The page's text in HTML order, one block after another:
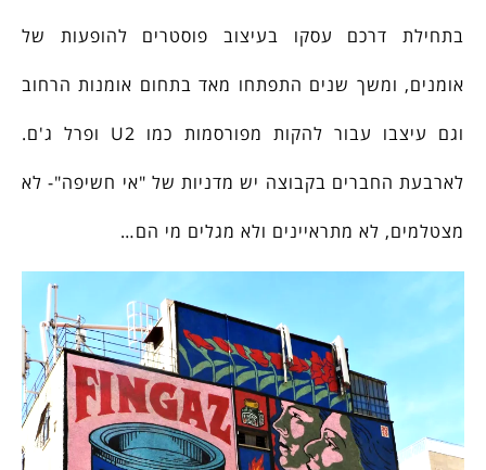
בתחילת דרכם עסקו בעיצוב פוסטרים להופעות של
אומנים, ומשך שנים התפתחו מאד בתחום אומנות הרחוב
וגם עיצבו עבור להקות מפורסמות כמו U2 ופרל ג'ם.
לארבעת החברים בקבוצה יש מדניות של "אי חשיפה"- לא
מצטלמים, לא מתראיינים ולא מגלים מי הם…